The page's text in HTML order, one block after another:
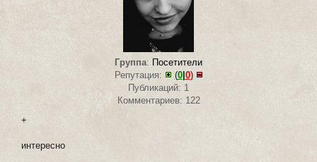
Группа: Посетители
Репутация:
(0| 0)
Публикаций: 1
Комментариев: 122
+
интересно